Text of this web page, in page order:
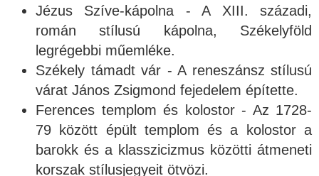
Jézus Szíve-kápolna - A XIII. századi,
román stílusú kápolna, Székelyföld
legrégebbi műemléke.
Székely támadt vár - A reneszánsz stílusú
várat János Zsigmond fejedelem építette.
Ferences templom és kolostor - Az 1728-
79 között épült templom és a kolostor a
barokk és a klasszicizmus közötti átmeneti
korszak stílusjegyeit ötvözi.